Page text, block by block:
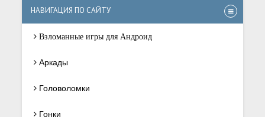
НАВИГАЦИЯ ПО САЙТУ
Взломанные игры для Андроид
Аркады
Головоломки
Гонки